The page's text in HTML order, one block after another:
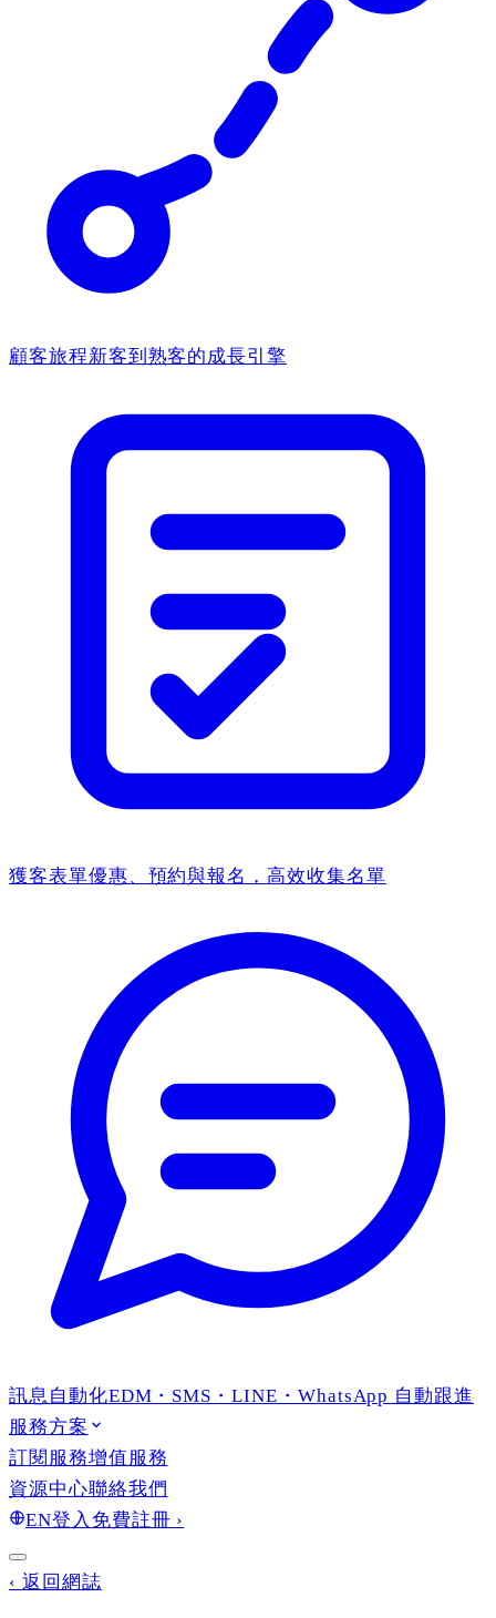
顧客旅程新客到熟客的成長引擎
獲客表單優惠、預約與報名，高效收集名單
訊息自動化EDM・SMS・LINE・WhatsApp 自動跟進
服務方案
訂閱服務增值服務
資源中心聯絡我們
EN登入 免費註冊 ›
‹ 返回網誌